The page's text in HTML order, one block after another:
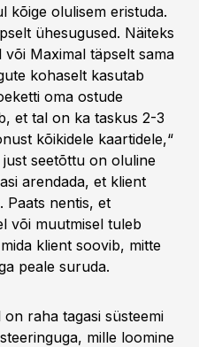
kõige olulisem eristuda.
ühesugused. Näiteks
Maximal täpselt sama
kohaselt kasutab
oma ostude
et tal on ka taskus 2-3
kõikidele kaartidele,“
seetõttu on oluline
arendada, et klient
Paats nentis, et
või muutmisel tuleb
klient soovib, mitte
peale suruda.
raha tagasi süsteemi
mille loomine